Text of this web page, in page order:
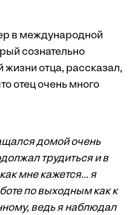
в международной
сознательно
жизни отца, рассказал,
отец очень много
домой очень
трудиться и в
мне кажется... я
по выходным как к
ведь я наблюдал